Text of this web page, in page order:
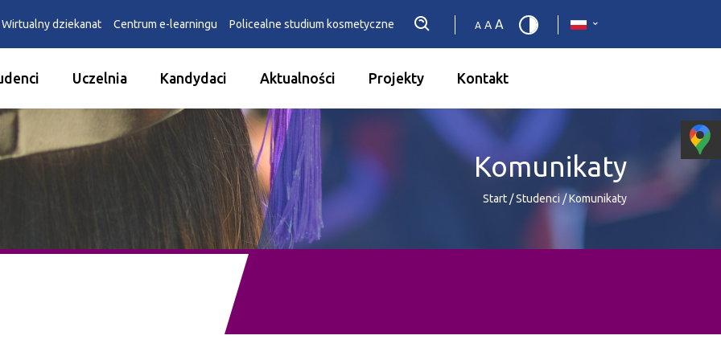
Wirtualny dziekanat Centrum e-learningu Policealne studium kosmetyczne A A A
Uczelnia Kandydaci Aktualności Projekty Kontakt
Komunikaty
Start/Studenci /Komunikaty